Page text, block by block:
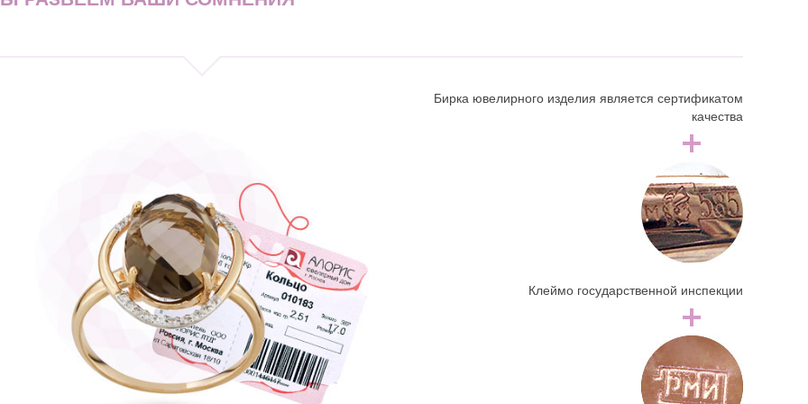
Бирка ювелирного изделия является сертификатом
качества
Клеймо государственной инспекции